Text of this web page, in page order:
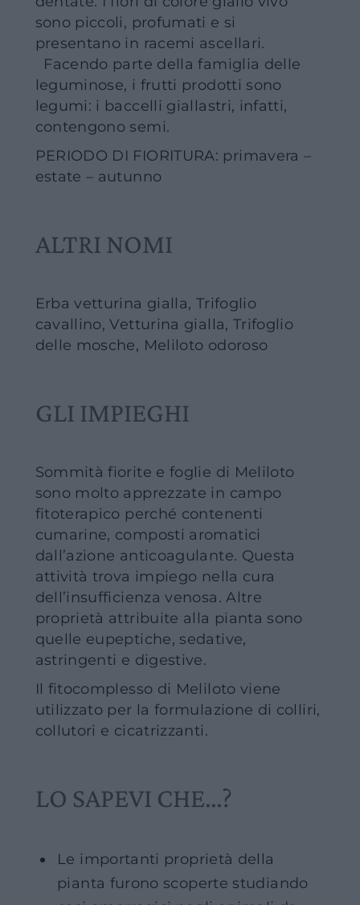
sono piccoli, profumati e si
presentano in racemi ascellari.
Facendo parte della famiglia delle
leguminose, i frutti prodotti sono
legumi: i baccelli giallastri, infatti,
contengono semi.
PERIODO DI FIORITURA: primavera –
estate – autunno
ALTRI NOMI
Erba vetturina gialla, Trifoglio
cavallino, Vetturina gialla, Trifoglio
delle mosche, Meliloto odoroso
GLI IMPIEGHI
Sommità fiorite e foglie di Meliloto
sono molto apprezzate in campo
fitoterapico perché contenenti
cumarine, composti aromatici
dall’azione anticoagulante. Questa
attività trova impiego nella cura
dell’insufficienza venosa. Altre
proprietà attribuite alla pianta sono
quelle eupeptiche, sedative,
astringenti e digestive.
Il fitocomplesso di Meliloto viene
utilizzato per la formulazione di colliri,
collutori e cicatrizzanti.
LO SAPEVI CHE…?
Le importanti proprietà della
pianta furono scoperte studiando